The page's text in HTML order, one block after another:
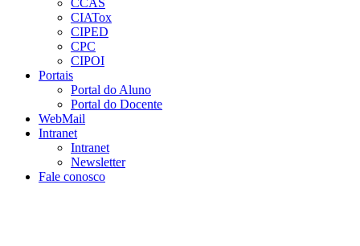
CCAS
CIATox
CIPED
CPC
CIPOI
Portais
Portal do Aluno
Portal do Docente
WebMail
Intranet
Intranet
Newsletter
Fale conosco